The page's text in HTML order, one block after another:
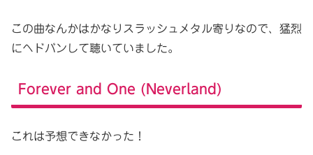
この曲なんかはかなりスラッシュメタル寄りなので、猛烈
にヘドバンして聴いていました。
Forever and One (Neverland)
これは予想できなかった！